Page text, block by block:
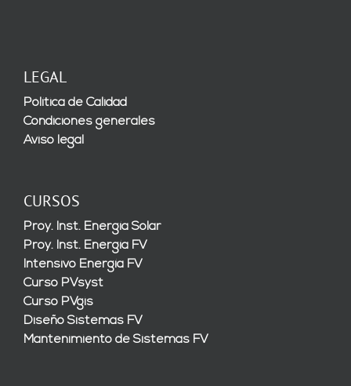
LEGAL
Política de Calidad
Condiciones generales
Aviso legal
CURSOS
Proy. Inst. Energía Solar
Proy. Inst. Energía FV
Intensivo Energía FV
Curso PVsyst
Curso PVgis
Diseño Sistemas FV
Mantenimiento de Sistemas FV